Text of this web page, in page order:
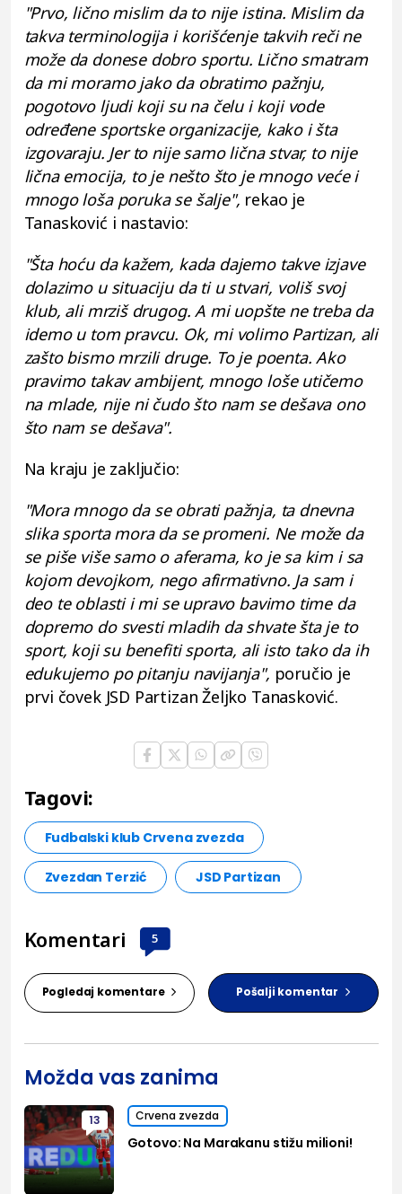
"Prvo, lično mislim da to nije istina. Mislim da
takva terminologija i korišćenje takvih reči ne
može da donese dobro sportu. Lično smatram
da mi moramo jako da obratimo pažnju,
pogotovo ljudi koji su na čelu i koji vode
određene sportske organizacije, kako i šta
izgovaraju. Jer to nije samo lična stvar, to nije
lična emocija, to je nešto što je mnogo veće i
mnogo loša poruka se šalje", rekao je
Tanasković i nastavio:
"Šta hoću da kažem, kada dajemo takve izjave
dolazimo u situaciju da ti u stvari, voliš svoj
klub, ali mrziš drugog. A mi uopšte ne treba da
idemo u tom pravcu. Ok, mi volimo Partizan, ali
zašto bismo mrzili druge. To je poenta. Ako
pravimo takav ambijent, mnogo loše utičemo
na mlade, nije ni čudo što nam se dešava ono
što nam se dešava".
Na kraju je zaključio:
"Mora mnogo da se obrati pažnja, ta dnevna
slika sporta mora da se promeni. Ne može da
se piše više samo o aferama, ko je sa kim i sa
kojom devojkom, nego afirmativno. Ja sam i
deo te oblasti i mi se upravo bavimo time da
dopremo do svesti mladih da shvate šta je to
sport, koji su benefiti sporta, ali isto tako da ih
edukujemo po pitanju navijanja", poručio je
prvi čovek JSD Partizan Željko Tanasković.
Tagovi:
Fudbalski klub Crvena zvezda
Zvezdan Terzić JSD Partizan
Komentari 5
Pogledaj komentare Pošalji komentar
Možda vas zanima
13 Crvena zvezda
Gotovo: Na Marakanu stižu milioni!